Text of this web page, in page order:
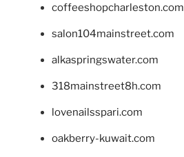
coffeeshopcharleston.com
salon104mainstreet.com
alkaspringswater.com
318mainstreet8h.com
lovenailsspari.com
oakberry-kuwait.com